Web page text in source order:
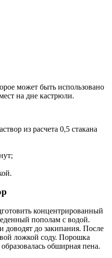
может быть использовано
на дне кастрюли.
из расчета 0,5 стакана
концентрированный
пополам с водой.
доводят до закипания. После
ложкой соду. Порошка
обширная пена.